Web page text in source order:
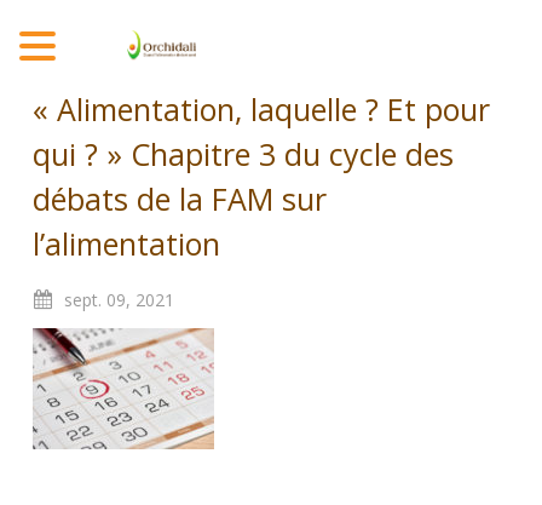
« Alimentation, laquelle ? Et pour
qui ? » Chapitre 3 du cycle des
débats de la FAM sur
l’alimentation
sept. 09, 2021